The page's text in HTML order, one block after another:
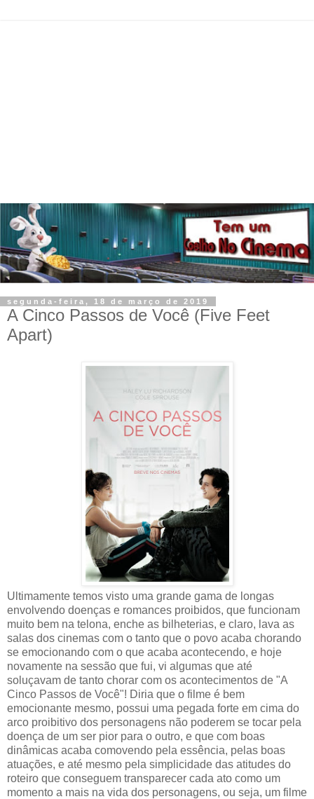
segunda-feira, 18 de março de 2019
A Cinco Passos de Você (Five Feet
Apart)
Ultimamente temos visto uma grande gama de longas
envolvendo doenças e romances proibidos, que funcionam
muito bem na telona, enche as bilheterias, e claro, lava as
salas dos cinemas com o tanto que o povo acaba chorando
se emocionando com o que acaba acontecendo, e hoje
novamente na sessão que fui, vi algumas que até
soluçavam de tanto chorar com os acontecimentos de "A
Cinco Passos de Você"! Diria que o filme é bem
emocionante mesmo, possui uma pegada forte em cima do
arco proibitivo dos personagens não poderem se tocar pela
doença de um ser pior para o outro, e que com boas
dinâmicas acaba comovendo pela essência, pelas boas
atuações, e até mesmo pela simplicidade das atitudes do
roteiro que conseguem transparecer cada ato como um
momento a mais na vida dos personagens, ou seja, um filme